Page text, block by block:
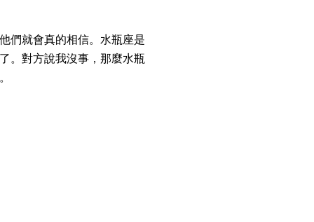
就會真的相信。水瓶座是
。對方說我沒事，那麼水瓶